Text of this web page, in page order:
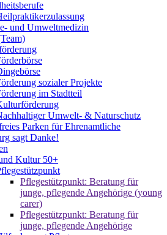
und Umweltmedizin
sozialer Projekte
im Stadtteil
Umwelt- & Naturschutz
Parken für Ehrenamtliche
sagt Danke!
Kultur 50+
Pflegestützpunkt: Beratung für
junge, pflegende Angehörige (young
carer)
Pflegestützpunkt: Beratung für
junge, pflegende Angehörige